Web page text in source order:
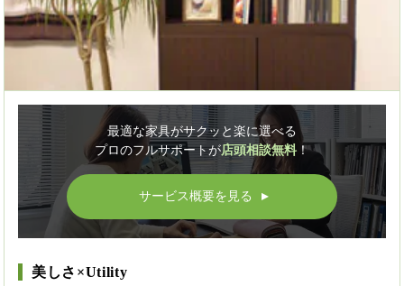
最適な家具がサクッと楽に選べる
プロのフルサポートが店頭相談無料！
サービス概要を見る ▲
美しさ×Utility